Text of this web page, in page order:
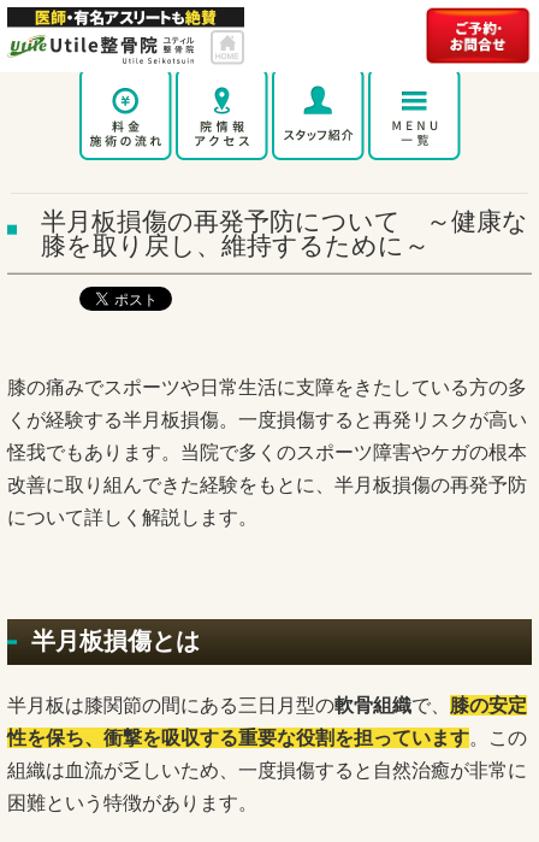
半月板損傷の再発予防について ～健康な
膝を取り戻し、維持するために～
膝の痛みでスポーツや日常生活に支障をきたしている方の多
くが経験する半月板損傷。一度損傷すると再発リスクが高い
怪我でもあります。当院で多くのスポーツ障害やケガの根本
改善に取り組んできた経験をもとに、半月板損傷の再発予防
について詳しく解説します。
半月板損傷とは
半月板は膝関節の間にある三日月型の軟骨組織で、 膝の安定
性を保ち、衝撃を吸収する重要な役割を担っています。この
組織は血流が乏しいため、一度損傷すると自然治癒が非常に
困難という特徴があります。